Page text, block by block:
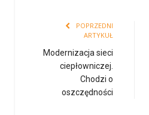
POPRZEDNI
ARTYKUŁ
Modernizacja sieci
ciepłowniczej.
Chodzi o
oszczędności